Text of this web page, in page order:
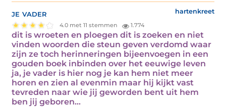
je vader hartenkreet
4.0 met 11 stemmen 1.774
dit is wroeten en ploegen dit is zoeken en niet
vinden woorden die steun geven verdomd waar
zijn ze toch herinneringen bijeenvoegen in een
gouden boek inbinden over het eeuwige leven
ja, je vader is hier nog je kan hem niet meer
horen en zien al evenmin maar hij kijkt vast
tevreden naar wie jij geworden bent uit hem
ben jij geboren…